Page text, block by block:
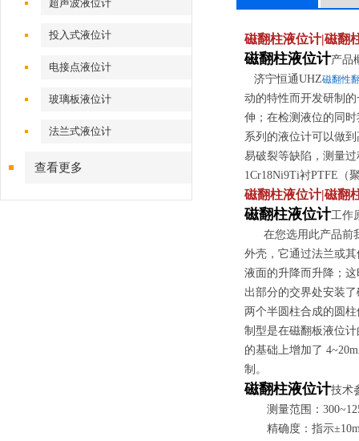
超声波液位计
投入式液位计
电接点液位计
玻璃板液位计
法兰式液位计
查看更多
磁翻柱液位计|磁翻
磁翻柱液位计产品
济宁恒通UHZ磁翻性
动的特性而开发研制
伸；在检测液位的同
系列的液位计可以做
易破裂等缺陷，测量
1Cr18Ni9Ti衬PTFE（
磁翻柱液位计|磁翻
磁翻柱液位计工作
在您选用此产品前
外壳，它通过法兰或
液面的升降而升降；
出部分的交界处安装
两个半圆柱合成的圆
制型是在磁翻板液位
的基础上增加了
制。
磁翻柱液位计技术
测量范围：
精确度：指示